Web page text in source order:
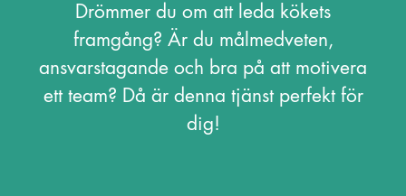
Drömmer du om att leda kökets
framgång? Är du målmedveten,
ansvarstagande och bra på att motivera
ett team? Då är denna tjänst perfekt för
dig!